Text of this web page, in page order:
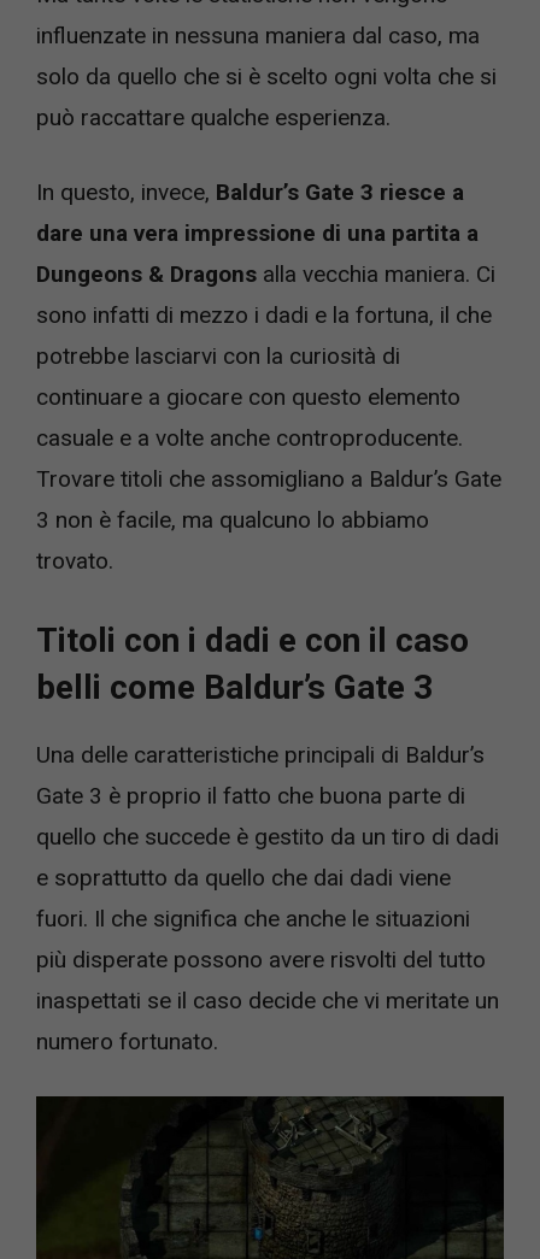
influenzate in nessuna maniera dal caso, ma
solo da quello che si è scelto ogni volta che si
può raccattare qualche esperienza.
In questo, invece, Baldur’s Gate 3 riesce a
dare una vera impressione di una partita a
Dungeons & Dragons alla vecchia maniera. Ci
sono infatti di mezzo i dadi e la fortuna, il che
potrebbe lasciarvi con la curiosità di
continuare a giocare con questo elemento
casuale e a volte anche controproducente.
Trovare titoli che assomigliano a Baldur’s Gate
3 non è facile, ma qualcuno lo abbiamo
trovato.
Titoli con i dadi e con il caso
belli come Baldur’s Gate 3
Una delle caratteristiche principali di Baldur’s
Gate 3 è proprio il fatto che buona parte di
quello che succede è gestito da un tiro di dadi
e soprattutto da quello che dai dadi viene
fuori. Il che significa che anche le situazioni
più disperate possono avere risvolti del tutto
inaspettati se il caso decide che vi meritate un
numero fortunato.